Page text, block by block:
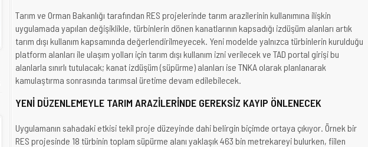
Tarım ve Orman Bakanlığı tarafından RES projelerinde tarım arazilerinin kullanımına ilişkin
uygulamada yapılan değişiklikle, türbinlerin dönen kanatlarının kapsadığı izdüşüm alanları artık
tarım dışı kullanım kapsamında değerlendirilmeyecek. Yeni modelde yalnızca türbinlerin kurulduğu
platform alanları ile ulaşım yolları için tarım dışı kullanım izni verilecek ve TAD portal girişi bu
alanlarla sınırlı tutulacak; kanat izdüşüm (süpürme) alanları ise TNKA olarak planlanarak
kamulaştırma sonrasında tarımsal üretime devam edilebilecek.
YENİ DÜZENLEMEYLE TARIM ARAZİLERİNDE GEREKSİZ KAYIP ÖNLENECEK
Uygulamanın sahadaki etkisi tekil proje düzeyinde dahi belirgin biçimde ortaya çıkıyor. Örnek bir
RES projesinde 18 türbinin toplam süpürme alanı yaklaşık 463 bin metrekareyi bulurken, fiilen